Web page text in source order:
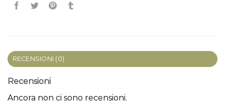
RECENSIONI (0)
Recensioni
Ancora non ci sono recensioni.